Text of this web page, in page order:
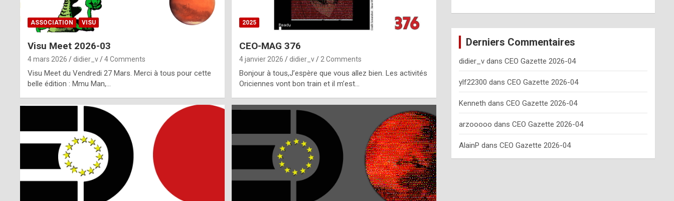
m
ASSOCIATION VISU
Visu Meet 2026-03
4 mars 2026 didier_v 4 Comments
Visu Meet du Vendredi 27 Mars. Merci à tous pour cette
belle édition : Mmu Man,…
2025
CEO-MAG 376
4 janvier 2026 didier_v 2 Comments
Bonjour à tous,J’espère que vous allez bien. Les activités
Oriciennes vont bon train et il m’est…
Derniers Commentaires
didier_vdans CEO Gazette 2026-04
ylf22300 dans CEO Gazette 2026-04
Kenneth dans CEO Gazette 2026-04
arzooooo dans CEO Gazette 2026-04
AlainP dans CEO Gazette 2026-04